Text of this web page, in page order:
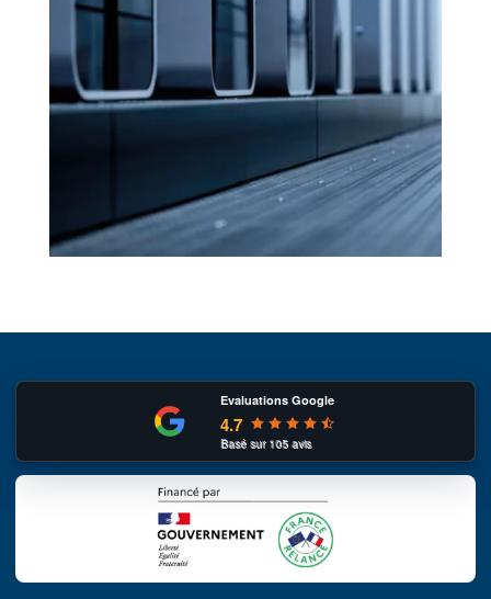
Evaluations Google
4.7
Basé sur105avis